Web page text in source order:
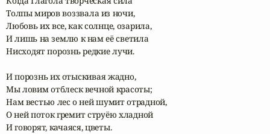
Толпы миров воззвала из ночи,
Любовь их все, как солнце, озарила,
И лишь на землю к нам её светила
Нисходят порознь редкие лучи.
И порознь их отыскивая жадно,
Мы ловим отблеск вечной красоты;
Нам вестью лес о ней шумит отрадной,
О ней поток гремит струёю хладной
И говорят, качаяся, цветы.